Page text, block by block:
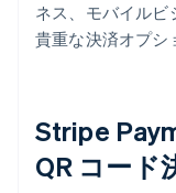
ネス、モバイルビ
貴重な決済オプシ
Stripe
QR コード